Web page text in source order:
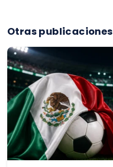
Otras publicaciones